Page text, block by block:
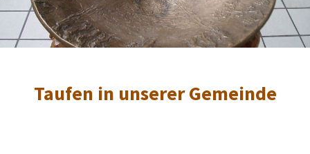
Taufen in unserer Gemeinde